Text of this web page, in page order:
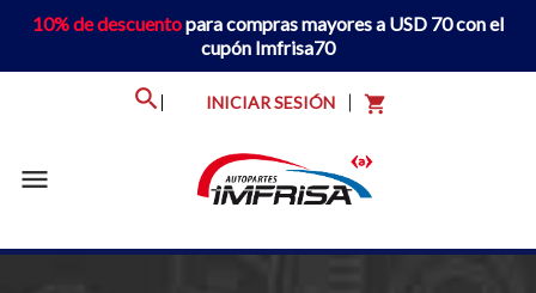
10% de descuentopara compras mayores a USD 70 con el
cupón Imfrisa70
INICIAR SESIÓN shopping_cart
menu